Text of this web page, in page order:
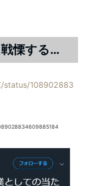
慄する…
status/108902883